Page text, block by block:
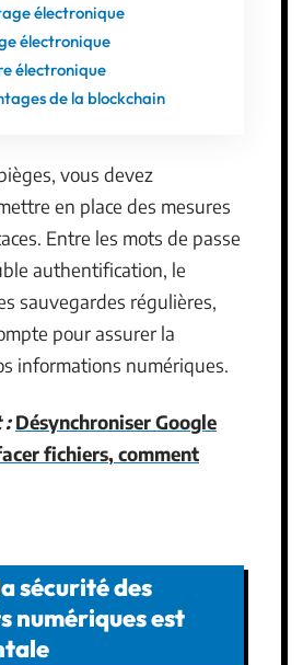
électronique
électronique
électronique
de la blockchain
vous devez
en place des mesures
Entre les mots de passe
authentification, le
sauvegardes régulières,
pour assurer la
informations numériques.
: Désynchroniser Google
fichiers, comment
sécurité des
numériques est